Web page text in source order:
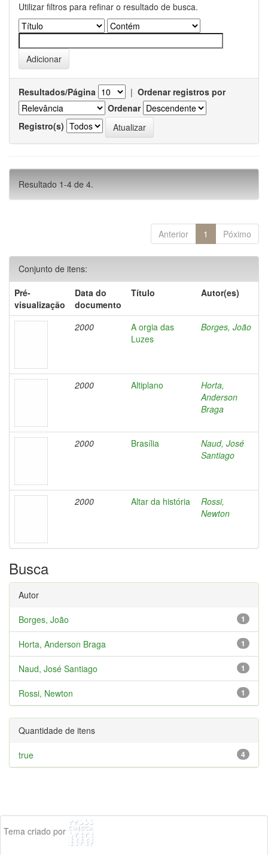
Utilizar filtros para refinar o resultado de busca.
Resultados/Página | Ordenar registros por
Ordenar
Registro(s)
Resultado 1-4 de 4.
Anterior 1 Póximo
Conjunto de itens:
Pré-
visualização
Data do
documento
Título Autor(es)
2000
A orgia das
Luzes
Borges, João
2000 Altiplano
Horta,
Anderson
Braga
2000 Brasília
Naud, José
Santiago
2000 Altar da história
Rossi,
Newton
Busca
Autor
1
Borges, João
1
Horta, Anderson Braga
1
Naud, José Santiago
1
Rossi, Newton
Quantidade de itens
4
true
Tema criado por